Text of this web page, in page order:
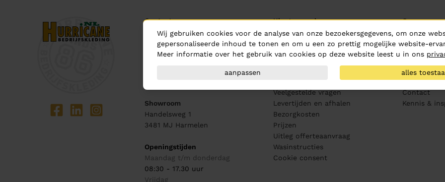
Contact
Bel ons
0348 - 444 440
Showroom
Handelsweg 1
3481 MJ Harmelen
Openingstijden
Maandag t/m donderdag
08:30 - 17.30 uur
Vrijdag
Klantenservice
Aanleveren artwork
PMS kleurenwaaier
Maatvoering
Veelgestelde vragen
Levertijden en afhalen
Bezorgkosten
Prijzen
Uitleg offerteaanvraag
Wasinstructies
Cookie consent
Over ons
Over
Vacatures
MVO
Contact
Kennis &
Wij gebruiken cookies voor de analyse van onze bezoekersgegevens, om onze
gepersonaliseerde inhoud te tonen en om u een zo prettig mogelijke website-
Meer informatie over het gebruik van cookies op deze website leest u in ons
aanpassen alles